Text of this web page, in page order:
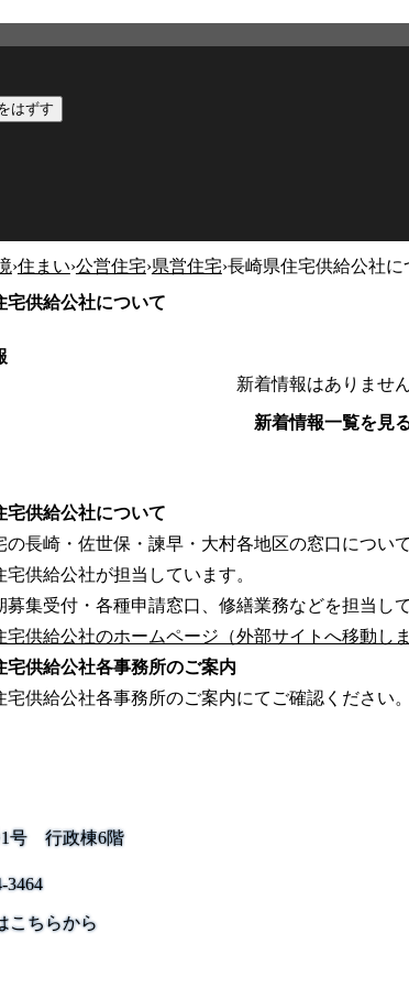
はずす
›住まい›公営住宅›県営住宅›長崎県住宅供給公社に
宅供給公社について
新着情報はありません
新着情報一覧を見
宅供給公社について
の長崎・佐世保・諫早・大村各地区の窓口について
宅供給公社が担当しています。
募集受付・各種申請窓口、修繕業務などを担当し
宅供給公社のホームページ（外部サイトへ移動しま
宅供給公社各事務所のご案内
宅供給公社各事務所のご案内にてご確認ください。
1号 行政棟6階
3464
こちらから
トについて